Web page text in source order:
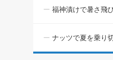
福神漬けで暑さ飛
ナッツで夏を乗り